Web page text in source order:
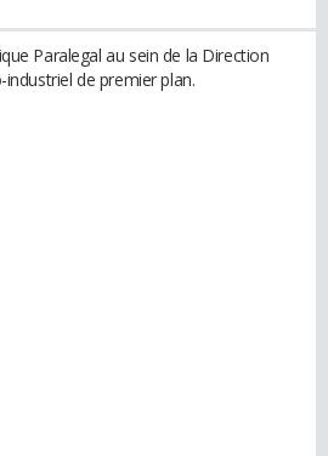
Paralegal au sein de la Direction
de premier plan.